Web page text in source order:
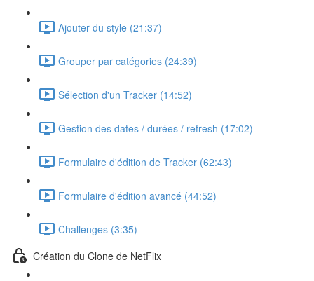
Ajouter du style (21:37)
Grouper par catégories (24:39)
Sélection d'un Tracker (14:52)
Gestion des dates / durées / refresh (17:02)
Formulaire d'édition de Tracker (62:43)
Formulaire d'édition avancé (44:52)
Challenges (3:35)
Création du Clone de NetFlix